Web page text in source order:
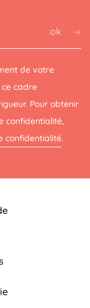
ok
de votre
cadre
Pour obtenir
confidentialité,
confidentialité.